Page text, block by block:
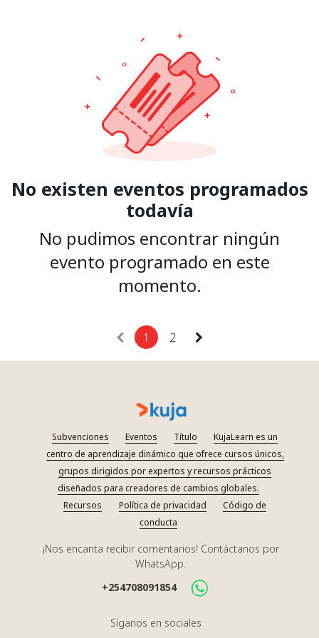
No existen eventos programados
todavía
No pudimos encontrar ningún
evento programado en este
momento.
1 2
Subvenciones Eventos Título
KujaLearn es un
centro de aprendizaje dinámico que ofrece cursos únicos,
grupos dirigidos por expertos y recursos prácticos
diseñados para creadores de cambios globales.
Recursos
Política de privacidad
Código de
conducta
¡Nos encanta recibir comentarios! Contáctanos por
WhatsApp.
+254708091854
Síganos en sociales